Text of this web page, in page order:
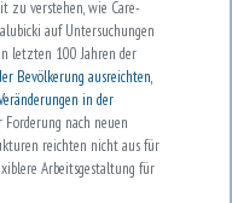
zu verstehen, wie Care-
auf Untersuchungen
letzten 100 Jahren der
Bevölkerung ausreichten,
in der
nach neuen
reichten nicht aus für
Arbeitsgestaltung für